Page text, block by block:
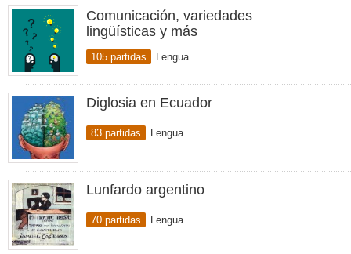
Comunicación, variedades
lingüísticas y más
105 partidas Lengua
Diglosia en Ecuador
83 partidas Lengua
Lunfardo argentino
70 partidas Lengua